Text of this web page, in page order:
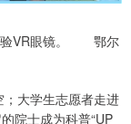
验VR眼镜。 鄂尔
大学生志愿者走进
院士成为科普“UP